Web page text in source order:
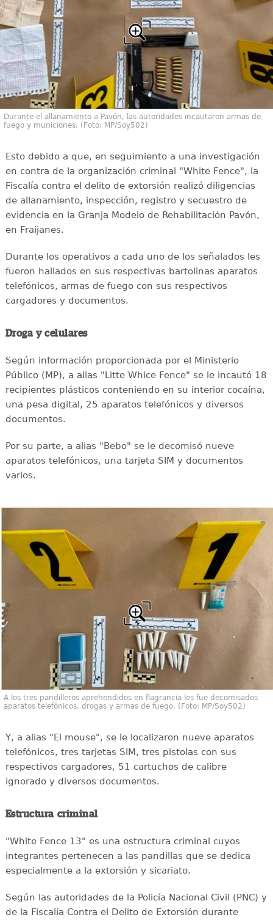
Durante el allanamiento a Pavón, las autoridades incautaron armas de
fuego y municiones. (Foto: MP/Soy502)
Esto debido a que, en seguimiento a una investigación
en contra de la organización criminal "White Fence", la
Fiscalía contra el delito de extorsión realizó diligencias
de allanamiento, inspección, registro y secuestro de
evidencia en la Granja Modelo de Rehabilitación Pavón,
en Fraijanes.
Durante los operativos a cada uno de los señalados les
fueron hallados en sus respectivas bartolinas aparatos
telefónicos, armas de fuego con sus respectivos
cargadores y documentos.
Droga y celulares
Según información proporcionada por el Ministerio
Público (MP), a alias "Litte Whice Fence" se le incautó 18
recipientes plásticos conteniendo en su interior cocaína,
una pesa digital, 25 aparatos telefónicos y diversos
documentos.
Por su parte, a alias "Bebo" se le decomisó nueve
aparatos telefónicos, una tarjeta SIM y documentos
varios.
A los tres pandilleros aprehendidos en flagrancia les fue decomisados
aparatos telefónicos, drogas y armas de fuego. (Foto: MP/Soy502)
Y, a alias "El mouse", se le localizaron nueve aparatos
telefónicos, tres tarjetas SIM, tres pistolas con sus
respectivos cargadores, 51 cartuchos de calibre
ignorado y diversos documentos.
Estructura criminal
"White Fence 13" es una estructura criminal cuyos
integrantes pertenecen a las pandillas que se dedica
especialmente a la extorsión y sicariato.
Según las autoridades de la Policía Nacional Civil (PNC) y
de la Fiscalía Contra el Delito de Extorsión durante